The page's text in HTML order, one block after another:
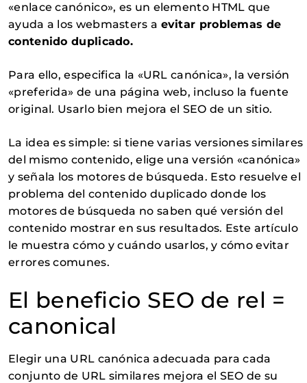
«enlace canónico», es un elemento HTML que
ayuda a los webmasters a evitar problemas de
contenido duplicado.
Para ello, especifica la «URL canónica», la versión
«preferida» de una página web, incluso la fuente
original. Usarlo bien mejora el SEO de un sitio.
La idea es simple: si tiene varias versiones similares
del mismo contenido, elige una versión «canónica»
y señala los motores de búsqueda. Esto resuelve el
problema del contenido duplicado donde los
motores de búsqueda no saben qué versión del
contenido mostrar en sus resultados. Este artículo
le muestra cómo y cuándo usarlos, y cómo evitar
errores comunes.
El beneficio SEO de rel =
canonical
Elegir una URL canónica adecuada para cada
conjunto de URL similares mejora el SEO de su